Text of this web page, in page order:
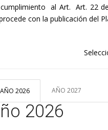
al Art. Art. 22
con la publicación del
AÑO 2026 AÑO 2027
2026